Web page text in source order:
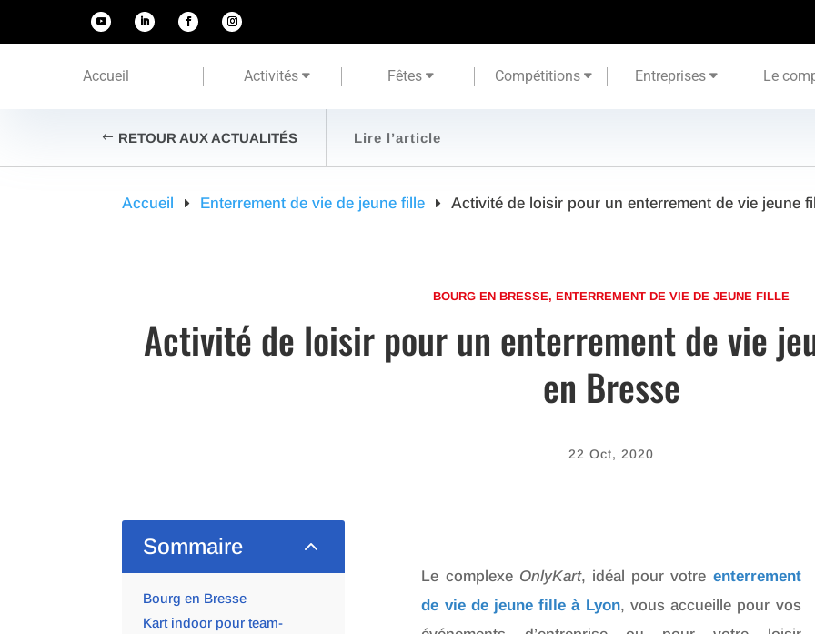
Accueil Activités Fêtes Compétitions Entreprises Le
RETOUR AUX ACTUALITÉS Lire l’article
Accueil Enterrement de vie de jeune fille Activité de loisir pour un enterrement de vie jeune
BOURG EN BRESSE, ENTERREMENT DE VIE DE JEUNE FILLE
Activité de loisir pour un enterrement de vie
en Bresse
22 Oct, 2020
Sommaire 2
Bourg en Bresse
Kart indoor pour team-
Le complexe OnlyKart, idéal pour votre enterrement
de vie de jeune fille à Lyon, vous accueille pour vos